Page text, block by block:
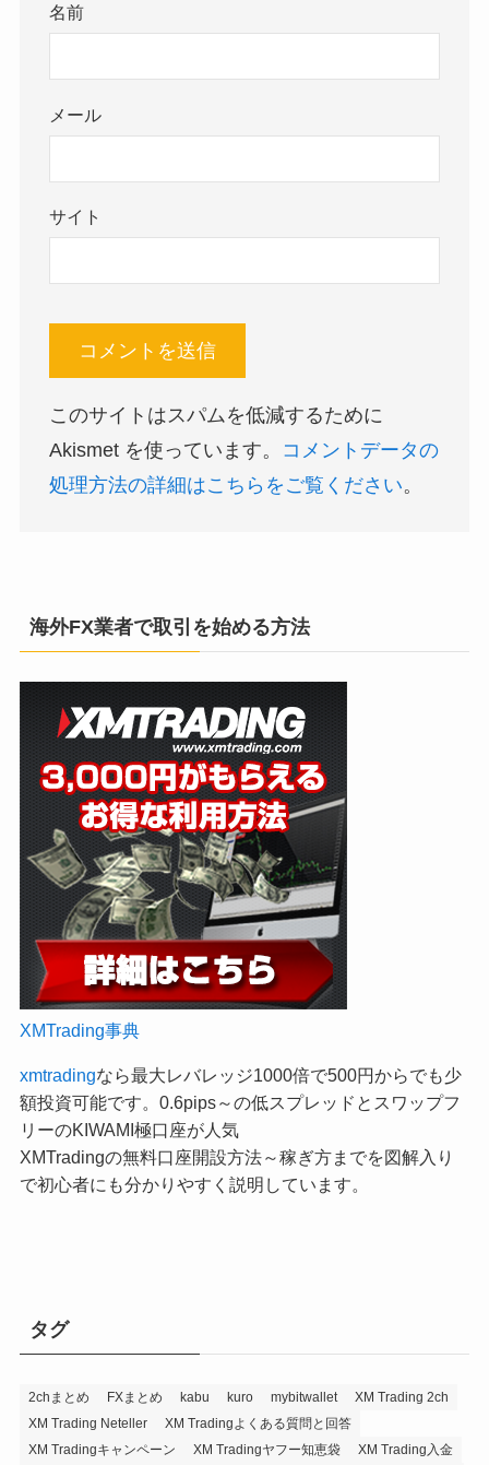
名前
メール
サイト
このサイトはスパムを低減するために
Akismet を使っています。
コメントデータの
処理方法の詳細はこちらをご覧ください。
海外FX業者で取引を始める方法
XMTrading事典
xmtradingなら最大レバレッジ1000倍で500円からでも少
額投資可能です。0.6pips～の低スプレッドとスワップフ
リーのKIWAMI極口座が人気
XMTradingの無料口座開設方法～稼ぎ方までを図解入り
で初心者にも分かりやすく説明しています。
タグ
2chまとめ FXまとめ kabu kuro mybitwallet
XM Trading 2ch
XM Trading Neteller
XM Tradingよくある質問と回答
XM Tradingキャンペーン
XM Tradingヤフー知恵袋 XM Trading入金